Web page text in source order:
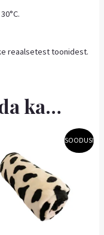
reaalsetest toonidest.
ka…
SOODUS!
oli:
16,30 €. 14,67 €.